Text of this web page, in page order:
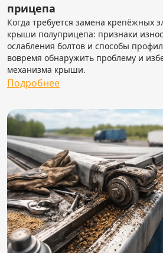
прицепа
Когда требуется замена крепёжных
крыши полуприцепа: признаки
ослабления болтов и способы
вовремя обнаружить проблему и
механизма крыши.
Подробнее